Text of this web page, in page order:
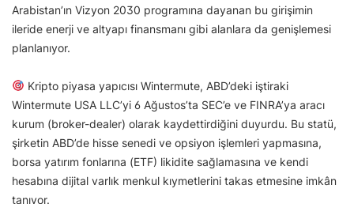
Arabistan’ın Vizyon 2030 programına dayanan bu girişimin
ileride enerji ve altyapı finansmanı gibi alanlara da genişlemesi
planlanıyor.
Kripto piyasa yapıcısı Wintermute, ABD’deki iştiraki
Wintermute USA LLC’yi 6 Ağustos’ta SEC’e ve FINRA’ya aracı
kurum (broker-dealer) olarak kaydettirdiğini duyurdu. Bu statü,
şirketin ABD’de hisse senedi ve opsiyon işlemleri yapmasına,
borsa yatırım fonlarına (ETF) likidite sağlamasına ve kendi
hesabına dijital varlık menkul kıymetlerini takas etmesine imkân
tanıyor.